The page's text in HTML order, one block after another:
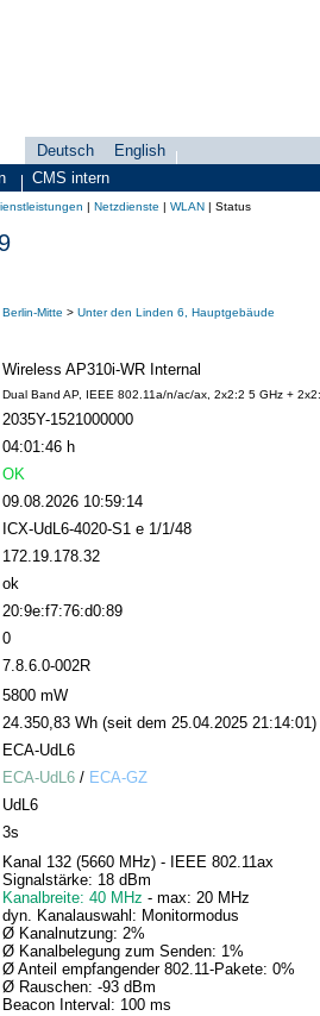
CMS intern
Sprachauswahl
Deutsch
English
search-menu
| Netzdienste | WLAN | Status
Berlin-Mitte > Unter den Linden 6, Hauptgebäude
Wireless AP310i-WR Internal
Dual Band AP, IEEE 802.11a/n/ac/ax, 2x2:2 5 GHz +
2035Y-1521000000
04:01:46 h
OK
09.08.2026 10:59:14
ICX-UdL6-4020-S1 e 1/1/48
172.19.178.32
ok
20:9e:f7:76:d0:89
0
7.8.6.0-002R
5800 mW
24.350,83 Wh (seit dem 25.04.2025 21:14:01)
ECA-UdL6
ECA-UdL6/ ECA-GZ
UdL6
3s
Kanal 132 (5660 MHz) - IEEE 802.11ax
Signalstärke: 18 dBm
Kanalbreite: 40 MHz - max: 20 MHz
dyn. Kanalauswahl: Monitormodus
Ø Kanalnutzung: 2%
Ø Kanalbelegung zum Senden: 1%
Ø Anteil empfangender 802.11-Pakete: 0%
Ø Rauschen: -93 dBm
Beacon Interval: 100 ms